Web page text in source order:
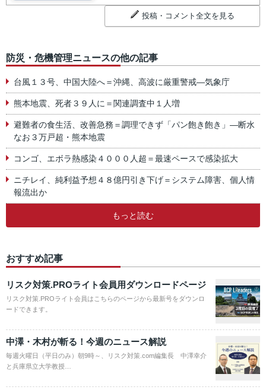
投稿・コメント全文を見る
防災・危機管理ニュースの他の記事
台風１３号、中国大陸へ＝沖縄、高波に厳重警戒―気象庁
熊本地震、死者３９人に＝関連調査中１人増
避難者の食生活、改善急務＝調理できず「パン飽き飽き」―断水
なお３万戸超・熊本地震
コンゴ、エボラ熱感染４０００人超＝最速ペースで感染拡大
ニチレイ、純利益予想４８億円引き下げ＝システム障害、個人情
報流出か
もっと読む
おすすめ記事
リスク対策.PROライト会員用ダウンロードページ
リスク対策.PROライト会員はこちらのページから最新号をダウンロ
ードできます。
中澤・木村が斬る！今週のニュース解説
毎週火曜日（平日のみ）朝9時～、リスク対策.com編集長 中澤幸介
と兵庫県立大学教授…